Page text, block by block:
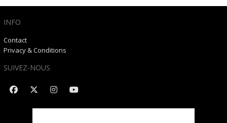
INFO
Contact
Privacy & Conditions
SUIVEZ-NOUS